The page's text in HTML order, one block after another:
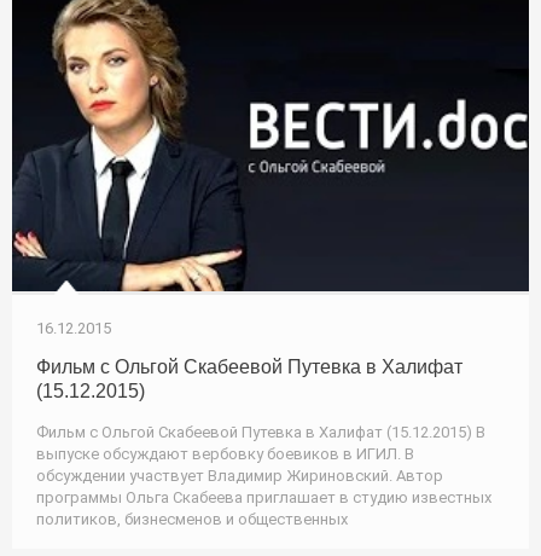
16.12.2015
Фильм с Ольгой Скабеевой Путевка в Халифат
(15.12.2015)
Фильм с Ольгой Скабеевой Путевка в Халифат (15.12.2015) В
выпуске обсуждают вербовку боевиков в ИГИЛ. В
обсуждении участвует Владимир Жириновский. Автор
программы Ольга Скабеева приглашает в студию известных
политиков, бизнесменов и общественных